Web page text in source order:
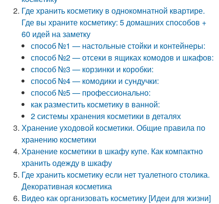
Где хранить косметику в однокомнатной квартире.
Где вы храните косметику: 5 домашних способов +
60 идей на заметку
способ №1 — настольные стойки и контейнеры:
способ №2 — отсеки в ящиках комодов и шкафов:
способ №3 — корзинки и коробки:
способ №4 — комодики и сундучки:
способ №5 — профессионально:
как разместить косметику в ванной:
2 системы хранения косметики в деталях
Хранение уходовой косметики. Общие правила по
хранению косметики
Хранение косметики в шкафу купе. Как компактно
хранить одежду в шкафу
Где хранить косметику если нет туалетного столика.
Декоративная косметика
Видео как организовать косметику [Идеи для жизни]